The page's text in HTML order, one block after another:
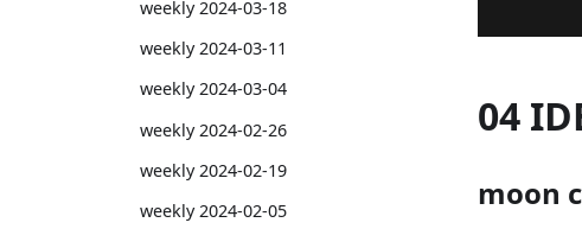
weekly 2024-03-18
weekly 2024-03-11
weekly 2024-03-04
weekly 2024-02-26
weekly 2024-02-19
weekly 2024-02-05
04
moon